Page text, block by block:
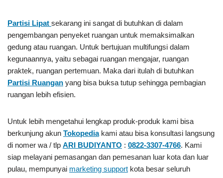
Partisi Lipat sekarang ini sangat di butuhkan di dalam
pengembangan penyeket ruangan untuk memaksimalkan
gedung atau ruangan. Untuk bertujuan multifungsi dalam
kegunaannya, yaitu sebagai ruangan mengajar, ruangan
praktek, ruangan pertemuan. Maka dari itulah di butuhkan
Partisi Ruangan yang bisa buksa tutup sehingga pembagian
ruangan lebih efisien.
Untuk lebih mengetahui lengkap produk-produk kami bisa
berkunjung akun Tokopediakami atau bisa konsultasi langsung
di nomer wa / tlp ARI BUDIYANTO : 0822-3307-4766. Kami
siap melayani pemasangan dan pemesanan luar kota dan luar
pulau, mempunyai marketing support kota besar seluruh